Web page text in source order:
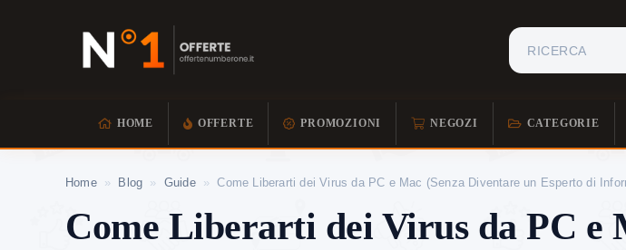
HOME OFFERTE PROMOZIONI NEGOZI CATEGORIE
Home » Blog » Guide » Come Liberarti dei Virus da PC e Mac (Senza Diventare un Esperto di
Come Liberarti dei Virus da PC e